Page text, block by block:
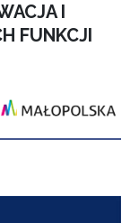
I
FUNKCJI